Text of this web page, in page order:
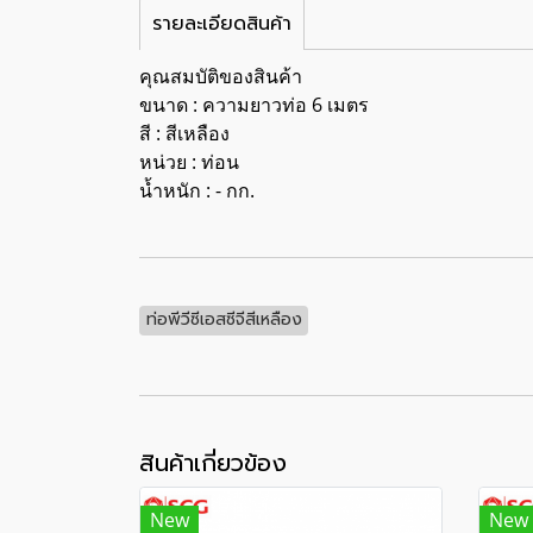
รายละเอียดสินค้า
คุณสมบัติของสินค้า
ขนาด : ความยาวท่อ 6 เมตร
สี : สีเหลือง
หน่วย : ท่อน
น้ำหนัก : - กก.
ท่อพีวีซีเอสซีจีสีเหลือง
สินค้าเกี่ยวข้อง
New New